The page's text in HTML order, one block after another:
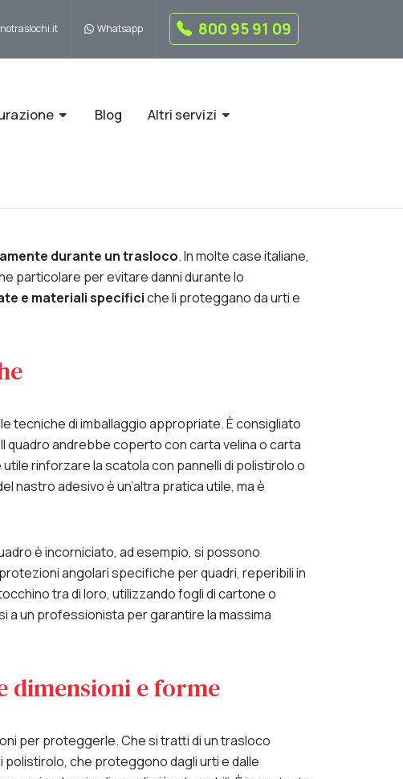
Whatsapp 800 95 91 09
Blog Altri servizi
durante un trasloco. In molte case italiane,
particolare per evitare danni durante lo
e materiali specificiche li proteggano da urti e
tecniche di imballaggio appropriate. È consigliato
quadro andrebbe coperto con carta velina o carta
rinforzare la scatola con pannelli di polistirolo o
nastro adesivo è un’altra pratica utile, ma è
è incorniciato, ad esempio, si possono
angolari specifiche per quadri, reperibili in
tra di loro, utilizzando fogli di cartone o
un professionista per garantire la massima
dimensioni e forme
per proteggerle. Che si tratti di un trasloco
polistirolo, che proteggono dagli urti e dalle